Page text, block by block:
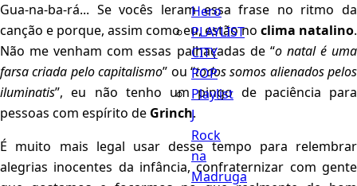
Hero
PLAYLIST
CITY
POP
Playlist
J
Rock
na
Madruga
Gua-na-ba-rá... Se vocês leram essa frase no ritmo da
canção e porque, assim como eu, estão no clima natalino.
Não me venham com essas palhaçadas de “o natal é uma
farsa criada pelo capitalismo” ou “todos somos alienados pelos
iluminatis”, eu não tenho um pingo de paciência para
pessoas com espírito de Grinch.
É muito mais legal usar desse tempo para relembrar
alegrias inocentes da infância, confraternizar com gente